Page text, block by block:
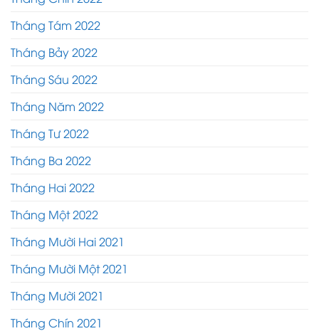
Tháng Tám 2022
Tháng Bảy 2022
Tháng Sáu 2022
Tháng Năm 2022
Tháng Tư 2022
Tháng Ba 2022
Tháng Hai 2022
Tháng Một 2022
Tháng Mười Hai 2021
Tháng Mười Một 2021
Tháng Mười 2021
Tháng Chín 2021